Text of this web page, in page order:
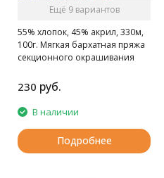
Ещё 9 вариантов
55% хлопок, 45% акрил, 330м,
100г. Мягкая бархатная пряжа
секционного окрашивания
230 руб.
В наличии
Подробнее